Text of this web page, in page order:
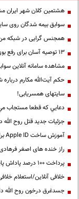
هشتمین کلان شهر
سوابق بیمه شدگان روی
همجنس گرایی در شبکه
13 توصیه آسان برای رفع بوی بد دهان
مشاهده سامانه آنلاين
حكم آيت‌الله مكارم
سایتهای همسریابی!
دعايي كه قطعا مستجاب
جزئیات جدید قتل روح الله
آموزش ساخت Apple ID برای کاربران ایرانی
راز خنده های اصغر
پرداخت ۱۰۰ درصد پاداش پایان خدمت فرهنگیان
خلافی آنلاین/استعلام
جسدغرق درخون روح